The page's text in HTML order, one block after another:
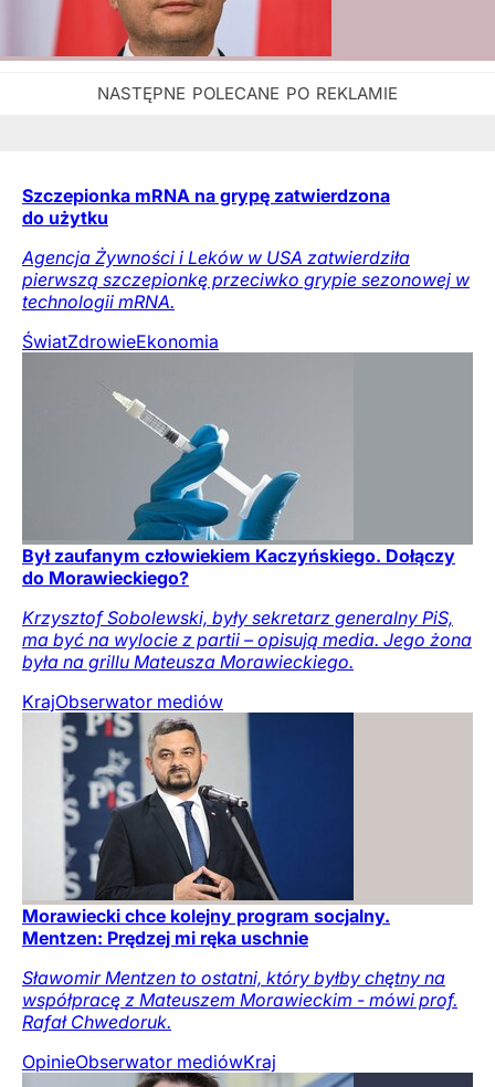
Szczepionka mRNA na grypę zatwierdzona
do użytku
Agencja Żywności i Leków w USA zatwierdziła
pierwszą szczepionkę przeciwko grypie sezonowej w
technologii mRNA.
ŚwiatZdrowieEkonomia
Był zaufanym człowiekiem Kaczyńskiego. Dołączy
do Morawieckiego?
Krzysztof Sobolewski, były sekretarz generalny PiS,
ma być na wylocie z partii – opisują media. Jego żona
była na grillu Mateusza Morawieckiego.
KrajObserwator mediów
Morawiecki chce kolejny program socjalny.
Mentzen: Prędzej mi ręka uschnie
Sławomir Mentzen to ostatni, który byłby chętny na
współpracę z Mateuszem Morawieckim - mówi prof.
Rafał Chwedoruk.
OpinieObserwator mediówKraj